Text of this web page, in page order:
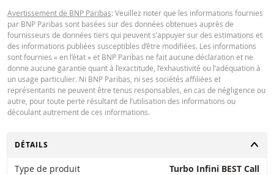
Avertissement de BNP Paribas: Veuillez noter que les informations fournies
par BNP Paribas sont basées sur des données obtenues auprès de
fournisseurs de données tiers qui peuvent s’appuyer sur des estimations et
des informations publiées susceptibles d’être modifiées. Les informations
sont fournies « en l’état » et BNP Paribas ne fait aucune déclaration et ne
donne aucune garantie quant à l’exactitude, l’exhaustivité ou l’adéquation à
un usage particulier. Ni BNP Paribas, ni ses sociétés affiliées et
représentants ne peuvent être tenus responsables, en cas de négligence ou
autre, pour toute perte résultant de l’utilisation des informations ou
découlant autrement de ces informations.
CHANGER
DÉTAILS
Type de produit
Turbo Infini BEST Call